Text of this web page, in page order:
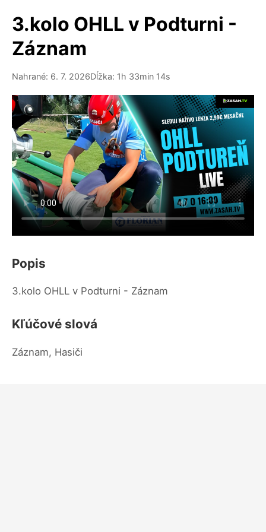
3.kolo OHLL v Podturni -
Záznam
Nahrané: 6. 7. 2026Dĺžka: 1h 33min 14s
Popis
3.kolo OHLL v Podturni - Záznam
Kľúčové slová
Záznam, Hasiči